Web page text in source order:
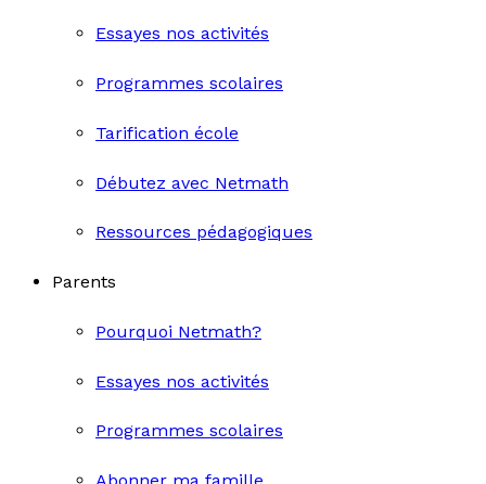
Essayes nos activités
Programmes scolaires
Tarification école
Débutez avec Netmath
Ressources pédagogiques
Parents
Pourquoi Netmath?
Essayes nos activités
Programmes scolaires